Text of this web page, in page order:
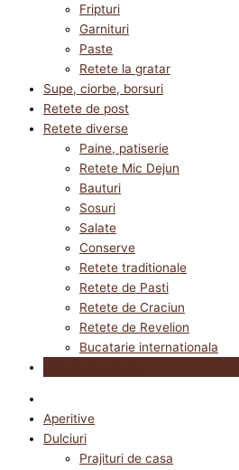
Fripturi
Garnituri
Paste
Retete la gratar
Supe, ciorbe, borsuri
Retete de post
Retete diverse
Paine, patiserie
Retete Mic Dejun
Bauturi
Sosuri
Salate
Conserve
Retete traditionale
Retete de Pasti
Retete de Craciun
Retete de Revelion
Bucatarie internationala
Aperitive
Dulciuri
Prajituri de casa